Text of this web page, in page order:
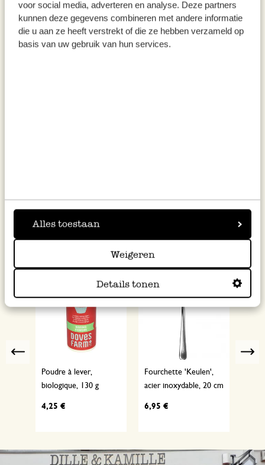
voor social media, adverteren en analyse. Deze partners
kunnen deze gegevens combineren met andere informatie
die u aan ze heeft verstrekt of die ze hebben verzameld op
basis van uw gebruik van hun services.
Alles toestaan
Weigeren
Details tonen
sont dorés et commencent à dégager leur
délicieux parfum.
Previous
Poudre à lever,
biologique, 130 g
4,25 €
Fourchette 'Keulen',
acier inoxydable, 20 cm
6,95 €